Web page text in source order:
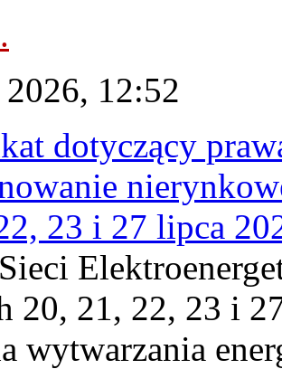
12:52
dotyczący
23 i 27 lipca
20, 21, 22, 23 i
wytwarzania